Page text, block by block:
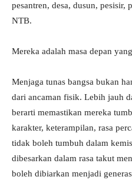
pesantren, desa, dusun,
NTB.
Mereka adalah masa depan
Menjaga tunas bangsa bukan
dari ancaman fisik. Lebih jauh
berarti memastikan mereka
karakter, keterampilan, rasa
tidak boleh tumbuh dalam
dibesarkan dalam rasa takut
boleh dibiarkan menjadi